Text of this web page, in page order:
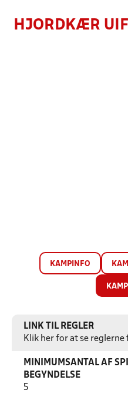
HJORDKÆR
KAMPINFO
LINK TIL REGLER
Klik her for at se reglerne
MINIMUMSANTAL AF
BEGYNDELSE
5